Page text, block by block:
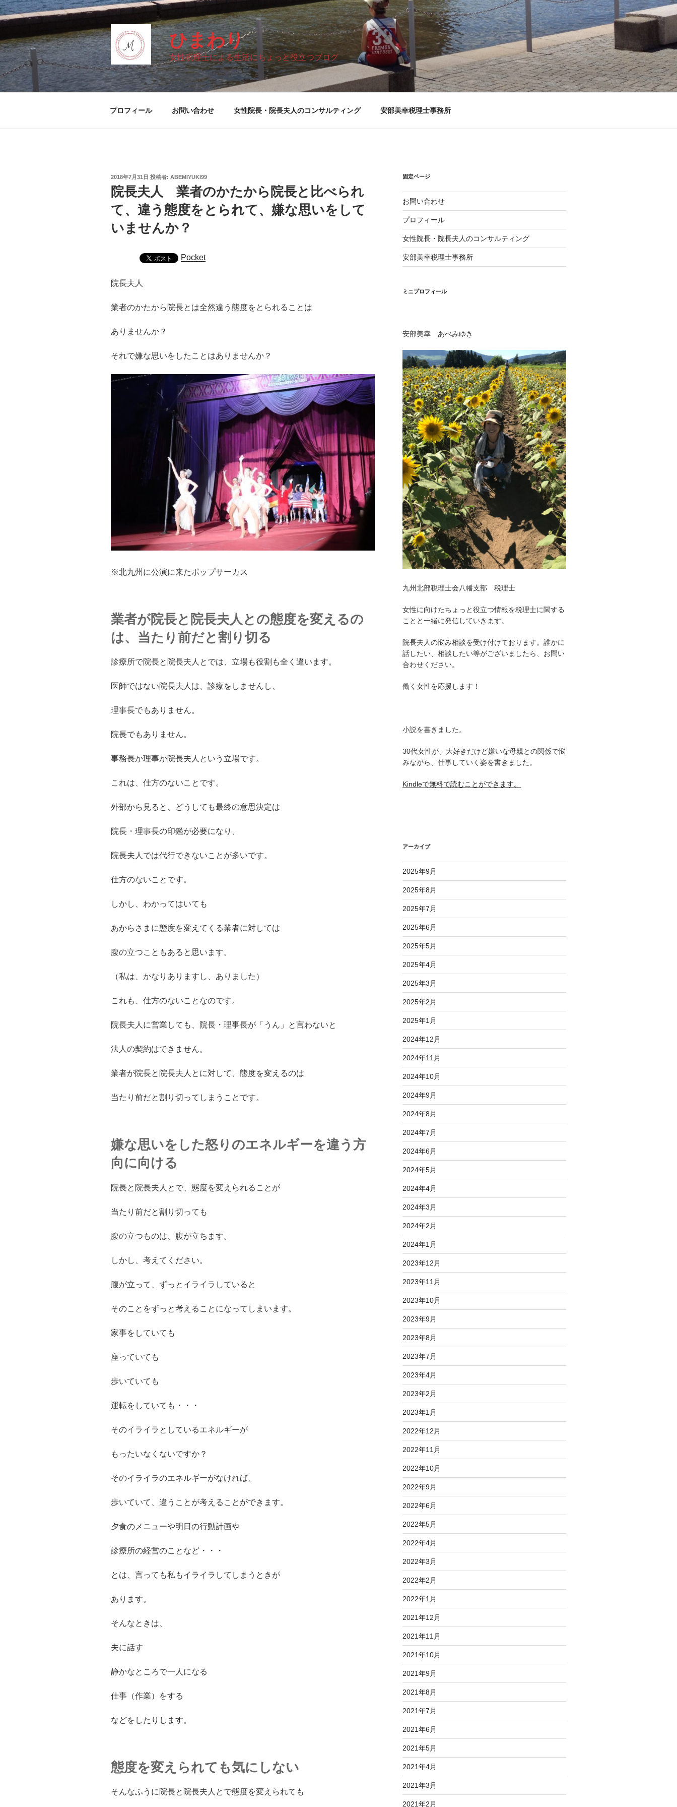
コ
ン
ン
ツ
へ
ス
キ
ひまわり
女性税理士による生活にちょっと役立つブログ
プロフィール お問い合わせ 女性院長・院長夫人のコンサルティング 安部美幸税理士事務所
投
稿
日:
2018年7月31日 投稿者: ABEMIYUKI99
院長夫人 業者のかたから院長と比べられ
て、違う態度をとられて、嫌な思いをして
いませんか？
Pocket
院長夫人
業者のかたから院長とは全然違う態度をとられることは
ありませんか？
それで嫌な思いをしたことはありませんか？
※北九州に公演に来たポップサーカス
業者が院長と院長夫人との態度を変えるの
は、当たり前だと割り切る
診療所で院長と院長夫人とでは、立場も役割も全く違います。
医師ではない院長夫人は、診療をしませんし、
理事長でもありません。
院長でもありません。
事務長か理事か院長夫人という立場です。
これは、仕方のないことです。
外部から見ると、どうしても最終の意思決定は
院長・理事長の印鑑が必要になり、
院長夫人では代行できないことが多いです。
仕方のないことです。
しかし、わかってはいても
あからさまに態度を変えてくる業者に対しては
腹の立つこともあると思います。
（私は、かなりありますし、ありました）
これも、仕方のないことなのです。
院長夫人に営業しても、院長・理事長が「うん」と言わないと
法人の契約はできません。
業者が院長と院長夫人とに対して、態度を変えるのは
当たり前だと割り切ってしまうことです。
嫌な思いをした怒りのエネルギーを違う方
向に向ける
院長と院長夫人とで、態度を変えられることが
当たり前だと割り切っても
腹の立つものは、腹が立ちます。
しかし、考えてください。
腹が立って、ずっとイライラしていると
そのことをずっと考えることになってしまいます。
家事をしていても
座っていても
歩いていても
運転をしていても・・・
そのイライラとしているエネルギーが
もったいなくないですか？
そのイライラのエネルギーがなければ、
歩いていて、違うことが考えることができます。
夕食のメニューや明日の行動計画や
診療所の経営のことなど・・・
とは、言っても私もイライラしてしまうときが
あります。
そんなときは、
夫に話す
静かなところで一人になる
仕事（作業）をする
などをしたりします。
態度を変えられても気にしない
そんなふうに院長と院長夫人とで態度を変えられても
固定ページ
お問い合わせ
プロフィール
女性院長・院長夫人のコンサルティング
安部美幸税理士事務所
ミニプロフィール
安部美幸 あべみゆき
九州北部税理士会八幡支部 税理士
女性に向けたちょっと役立つ情報を税理士に関する
ことと一緒に発信していきます。
院長夫人の悩み相談を受け付けております。誰かに
話したい、相談したい等がございましたら、お問い
合わせください。
働く女性を応援します！
小説を書きました。
30代女性が、大好きだけど嫌いな母親との関係で悩
みながら、仕事していく姿を書きました。
Kindleで無料で読むことができます。
アーカイブ
2025年9月
2025年8月
2025年7月
2025年6月
2025年5月
2025年4月
2025年3月
2025年2月
2025年1月
2024年12月
2024年11月
2024年10月
2024年9月
2024年8月
2024年7月
2024年6月
2024年5月
2024年4月
2024年3月
2024年2月
2024年1月
2023年12月
2023年11月
2023年10月
2023年9月
2023年8月
2023年7月
2023年4月
2023年2月
2023年1月
2022年12月
2022年11月
2022年10月
2022年9月
2022年6月
2022年5月
2022年4月
2022年3月
2022年2月
2022年1月
2021年12月
2021年11月
2021年10月
2021年9月
2021年8月
2021年7月
2021年6月
2021年5月
2021年4月
2021年3月
2021年2月